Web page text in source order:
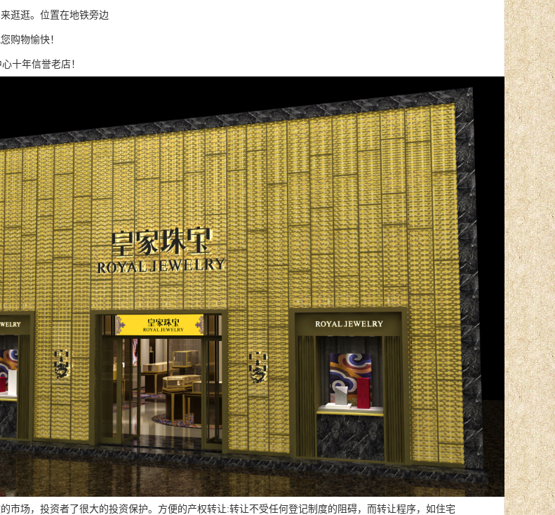
逛逛。位置在地铁旁边
购物愉快！
十年信誉老店！
场，投资者了很大的投资保护。方便的产权转让:转让不受任何登记制度的阻碍，而转让程序，如住宅